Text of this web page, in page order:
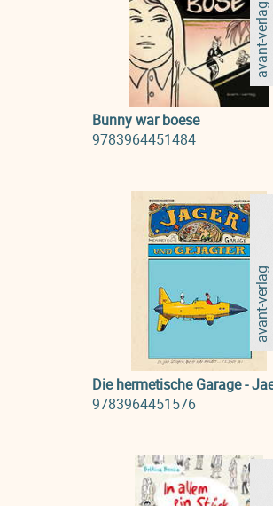
avant-verlag
Bunny war boese
9783964451484
avant-verlag
9783964451576